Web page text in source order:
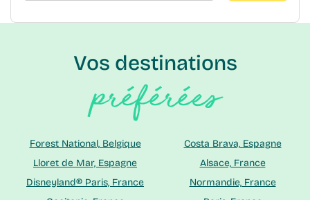
Vos destinations
préférées
Forest National, Belgique
Costa Brava, Espagne
Lloret de Mar, Espagne
Alsace, France
Disneyland® Paris, France
Normandie, France